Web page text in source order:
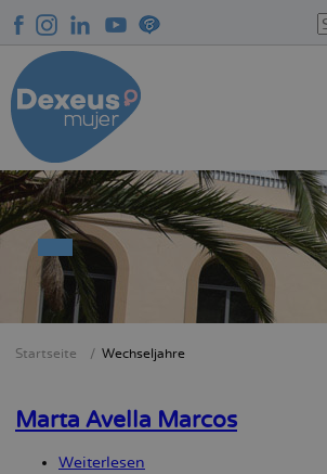
zum
Inhalt
Startseite Wechseljahre
Marta Avella Marcos
Weiterlesen